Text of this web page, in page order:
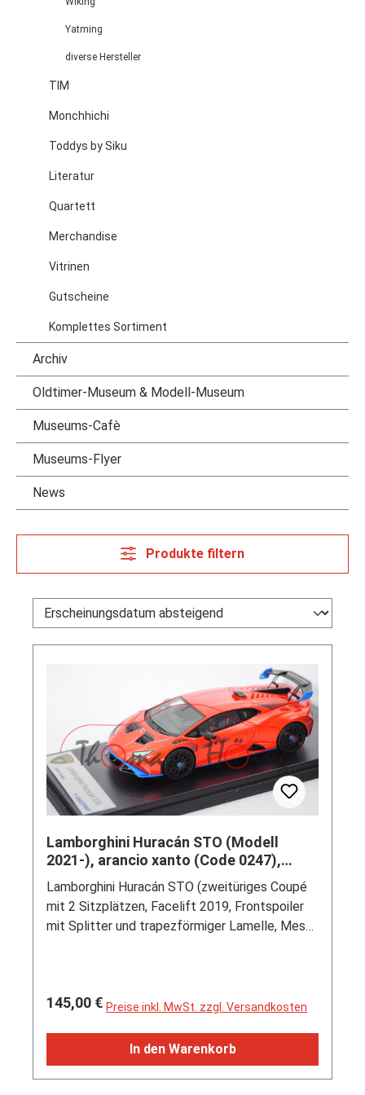
Yatming
diverse Hersteller
TIM
Monchhichi
Toddys by Siku
Literatur
Quartett
Merchandise
Vitrinen
Gutscheine
Komplettes Sortiment
Archiv
Oldtimer-Museum & Modell-Museum
Museums-Cafè
Museums-Flyer
News
Produkte filtern
Lamborghini Huracán STO (Modell
2021-), arancio xanto (Code 0247),
Looksmart Models, 1:43, PC-Box
Lamborghini Huracán STO (zweitüriges Coupé
mit 2 Sitzplätzen, Facelift 2019, Frontspoiler
mit Splitter und trapezförmiger Lamelle, Mesh-
Heckstoßfänger mit opulentem Diffusor, STO
spezialler Lufteinlass hinten auf dem Dach, mit
Haifischflosse auf der Motorklappe,
Hinterradantrieb, Motor: Lamborghini
Regulärer Preis:
145,00 € Preise inkl. MwSt. zzgl. Versandkosten
In den Warenkorb